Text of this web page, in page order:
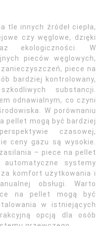
tle innych źródeł ciepła,
czy węglowe, dzięki
ekologiczności. W
pieców węglowych,
piece na
bardziej kontrolowany,
substancji.
odnawialnym, co czyni
W porównaniu
pellet mogą być bardziej
czasowej,
ceny gazu są wysokie.
– piece na pellet
systemy
komfort użytkowania i
obsługi. Warto
na pellet mogą być
w istniejących
opcją dla osób